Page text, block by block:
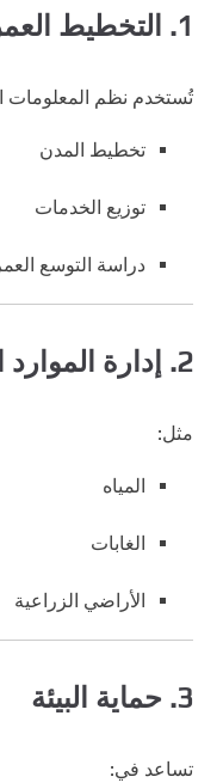
1. التخطيط العمراني
تُستخدم نظم المعلومات
تخطيط المدن
توزيع الخدمات
دراسة التوسع
2. إدارة الموارد الطبيعية
مثل:
المياه
الغابات
الأراضي الزراعية
3. حماية البيئة
تساعد في: